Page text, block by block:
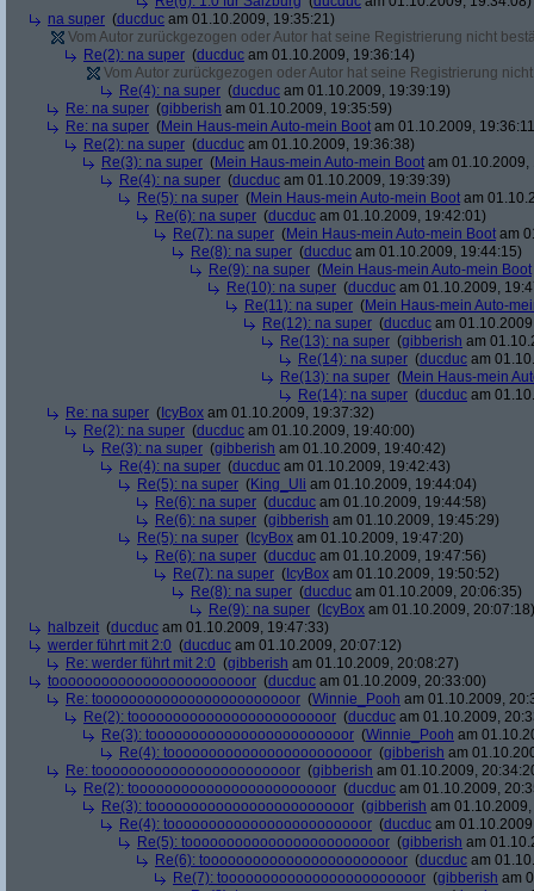
na super (ducduc am 01.10.2009, 19:35:21)
Vom Autor zurückgezogen oder Autor hat seine Registrierung nicht
Re(2): na super (ducduc am 01.10.2009, 19:36:14)
Vom Autor zurückgezogen oder Autor hat seine Registrierung
Re(4): na super (ducduc am 01.10.2009, 19:39:19)
Re: na super (gibberish am 01.10.2009, 19:35:59)
Re: na super (Mein Haus-mein Auto-mein Boot am 01.10.2009,
Re(2): na super (ducduc am 01.10.2009, 19:36:38)
Re(3): na super (Mein Haus-mein Auto-mein Boot am 01.10.2009,
Re(4): na super (ducduc am 01.10.2009, 19:39:39)
Re(5): na super (Mein Haus-mein Auto-mein Boot am
Re(6): na super (ducduc am 01.10.2009, 19:42:01)
Re(7): na super (Mein Haus-mein Auto-mein Boot am
Re(8): na super (ducduc am 01.10.2009, 19:44:15)
Re(9): na super (Mein Haus-mein Auto-mein Boot
Re(10): na super (ducduc am 01.10.2009,
Re(11): na super (Mein Haus-mein Auto-
Re(12): na super (ducduc am
Re(13): na super (gibberish am
Re(14): na super (ducduc am
Re(13): na super (Mein Haus-mein
Re(14): na super (ducduc am
Re: na super ( IcyBox am 01.10.2009, 19:37:32)
Re(2): na super (ducduc am 01.10.2009, 19:40:00)
Re(3): na super (gibberish am 01.10.2009, 19:40:42)
Re(4): na super (ducduc am 01.10.2009, 19:42:43)
Re(5): na super (King_Uli am 01.10.2009, 19:44:04)
Re(6): na super (ducduc am 01.10.2009, 19:44:58)
Re(6): na super (gibberish am 01.10.2009, 19:45:29)
Re(5): na super ( IcyBox am 01.10.2009, 19:47:20)
Re(6): na super (ducduc am 01.10.2009, 19:47:56)
Re(7): na super ( IcyBox am 01.10.2009, 19:50:52)
Re(8): na super (ducduc am 01.10.2009, 20:06:35)
Re(9): na super ( IcyBox am 01.10.2009, 20:07:18)
halbzeit (ducduc am 01.10.2009, 19:47:33)
werder führt mit 2:0 (ducduc am 01.10.2009, 20:07:12)
Re: werder führt mit 2:0 (gibberish am 01.10.2009, 20:08:27)
toooooooooooooooooooooooor (ducduc am 01.10.2009, 20:33:00)
Re: toooooooooooooooooooooooor (Winnie_Pooh am 01.10.2009,
Re(2): toooooooooooooooooooooooor (ducduc am 01.10.2009,
Re(3): toooooooooooooooooooooooor (Winnie_Pooh am
Re(4): toooooooooooooooooooooooor (gibberish am
Re: toooooooooooooooooooooooor (gibberish am 01.10.2009,
Re(2): toooooooooooooooooooooooor (ducduc am 01.10.2009,
Re(3): toooooooooooooooooooooooor (gibberish am
Re(4): toooooooooooooooooooooooor (ducduc am
Re(5): toooooooooooooooooooooooor (gibberish am
Re(6): toooooooooooooooooooooooor (ducduc am
Re(7): toooooooooooooooooooooooor (gibberish am